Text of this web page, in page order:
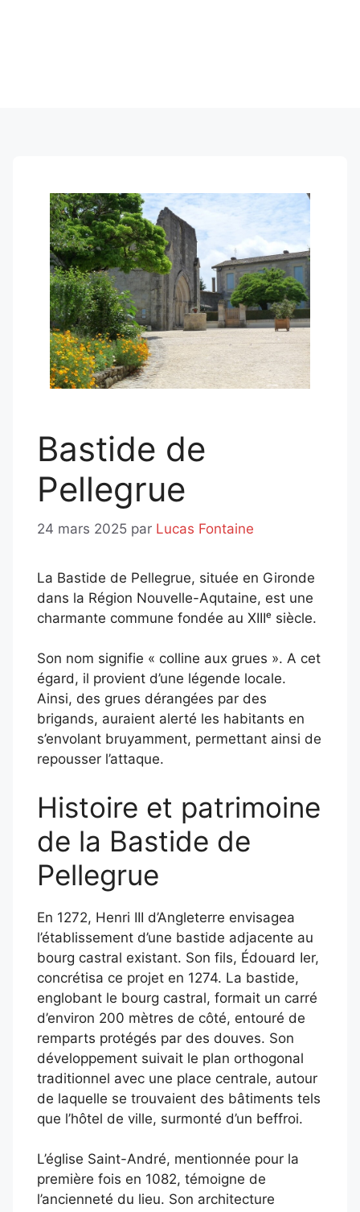
Bastide de
Pellegrue
24 mars 2025 par Lucas Fontaine
La Bastide de Pellegrue, située en Gironde
dans la Région Nouvelle-Aqutaine, est une
charmante commune fondée au XIIIᵉ siècle.
Son nom signifie « colline aux grues ». A cet
égard, il provient d’une légende locale.
Ainsi, des grues dérangées par des
brigands, auraient alerté les habitants en
s’envolant bruyamment, permettant ainsi de
repousser l’attaque.
Histoire et patrimoine
de la Bastide de
Pellegrue
En 1272, Henri III d’Angleterre envisagea
l’établissement d’une bastide adjacente au
bourg castral existant. Son fils, Édouard Ier,
concrétisa ce projet en 1274. La bastide,
englobant le bourg castral, formait un carré
d’environ 200 mètres de côté, entouré de
remparts protégés par des douves. Son
développement suivait le plan orthogonal
traditionnel avec une place centrale, autour
de laquelle se trouvaient des bâtiments tels
que l’hôtel de ville, surmonté d’un beffroi.
L’église Saint-André, mentionnée pour la
première fois en 1082, témoigne de
l’ancienneté du lieu. Son architecture